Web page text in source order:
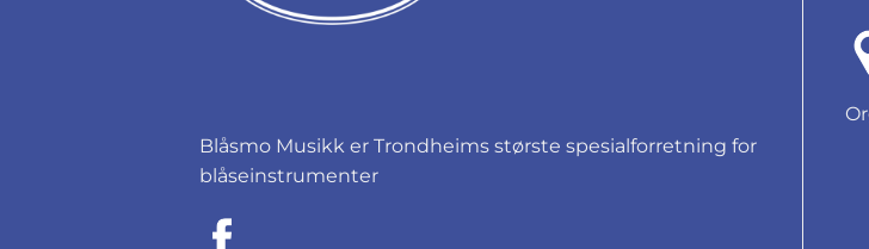
Blåsmo Musikk er Trondheims største spesialforretning for
blåseinstrumenter